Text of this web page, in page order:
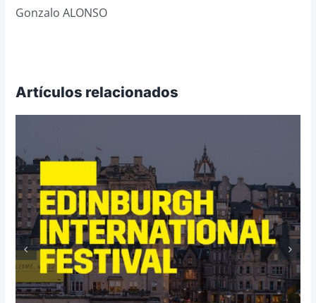
Gonzalo ALONSO
Artículos relacionados